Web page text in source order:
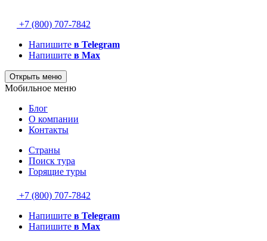
+7 (800) 707-7842
Напишите в Telegram
Напишите в Max
Открыть меню
Мобильное меню
Блог
О компании
Контакты
Страны
Поиск тура
Горящие туры
+7 (800) 707-7842
Напишите в Telegram
Напишите в Max